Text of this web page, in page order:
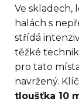
Ve skladech,
halách s
střídá
těžké
pro tato
navržený.
tloušťka 10